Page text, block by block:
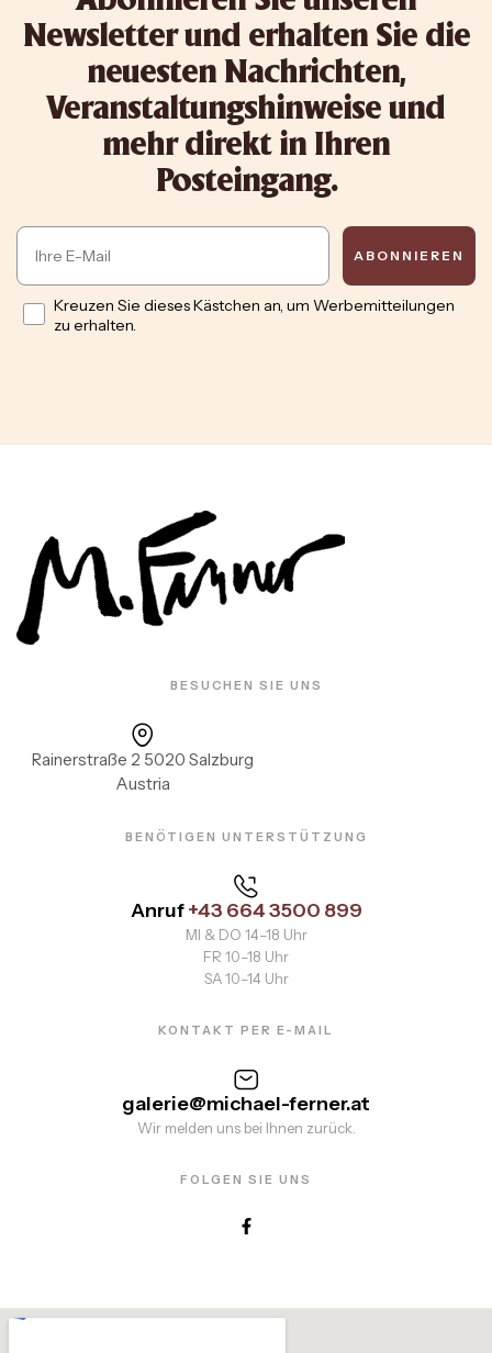
Newsletter und erhalten Sie die
neuesten Nachrichten,
Veranstaltungshinweise und
mehr direkt in Ihren
Posteingang.
Email
ABONNIEREN
Opt inKreuzen Sie dieses Kästchen an, um Werbemitteilungen
zu erhalten.
BESUCHEN SIE UNS
Rainerstraße 2 5020 Salzburg
Austria
BENÖTIGEN UNTERSTÜTZUNG
Anruf+43 664 3500 899
MI & DO 14–18 Uhr
FR 10–18 Uhr
SA 10–14 Uhr
KONTAKT PER E-MAIL
galerie@michael-ferner.at
Wir melden uns bei Ihnen zurück.
FOLGEN SIE UNS